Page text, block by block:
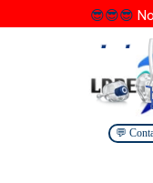
Aller au contenu
😎😎😎
💬